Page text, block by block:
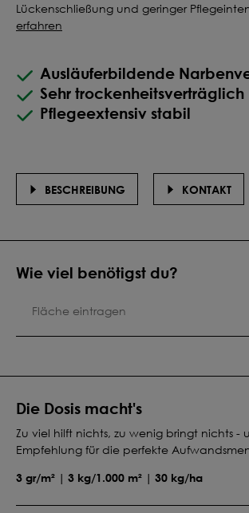
Lückenschließung und geringer
erfahren
Ausläuferbildende
Sehr trockenheitsverträglich
Pflegeextensiv stabil
Wie viel benötigst du?
BESCHREIBUNG KONTAKT
Die Dosis macht's
Zu viel hilft nichts, zu wenig bringt nichts -
Empfehlung für die perfekte
3 gr/m² | 3 kg/1.000 m² | 30 kg/ha